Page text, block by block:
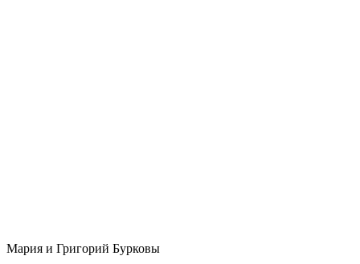
Мария и Григорий Бурковы